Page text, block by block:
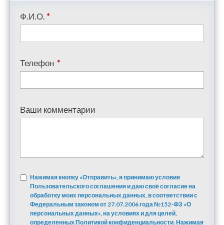
Ф.И.О. *
Телефон *
Ваши комментарии
Нажимая кнопку «Отправить», я принимаю условия
Пользовательского соглашения и даю своё согласие на
обработку моих персональных данных, в соответствии с
Федеральным законом от 27.07.2006 года №152-ФЗ «О
персональных данных», на условиях и для целей,
определенных Политикой конфиденциальности. Нажимая